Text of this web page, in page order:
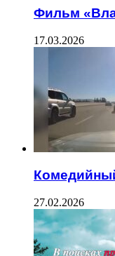
Фильм
17.03.2026
27.02.2026